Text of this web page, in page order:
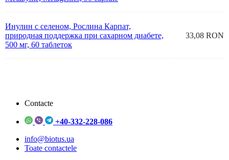
Инулин с селеном, Рослина Карпат,
природная поддержка при сахарном диабете,
500 мг, 60 таблеток
33,08 RON
Contacte
+40-332-228-086
info@biotus.ua
Toate contactele